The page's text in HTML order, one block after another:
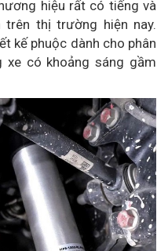
hiệu rất có tiếng và
thị trường hiện nay.
kế phuộc dành cho phân
xe có khoảng sáng gầm